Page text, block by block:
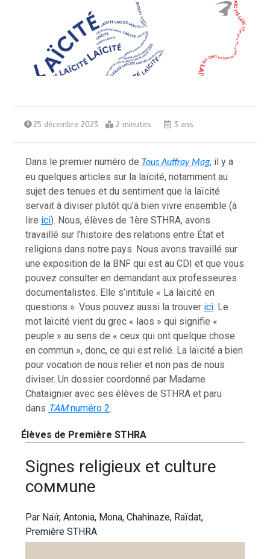
25 décembre 2023 2 minutes 3 ans
Dans le premier numéro de Tous Auffray Mag, il y a
eu quelques articles sur la laïcité, notamment au
sujet des tenues et du sentiment que la laïcité
servait à diviser plutôt qu’à bien vivre ensemble (à
lire ici). Nous, élèves de 1ère STHRA, avons
travaillé sur l’histoire des relations entre État et
religions dans notre pays. Nous avons travaillé sur
une exposition de la BNF qui est au CDI et que vous
pouvez consulter en demandant aux professeures
documentalistes. Elle s’intitule « La laïcité en
questions ». Vous pouvez aussi la trouver ici. Le
mot laïcité vient du grec « laos » qui signifie «
peuple » au sens de « ceux qui ont quelque chose
en commun », donc, ce qui est relié. La laïcité a bien
pour vocation de nous relier et non pas de nous
diviser. Un dossier coordonné par Madame
Chataignier avec ses élèves de STHRA et paru
dans TAMnuméro 2.
Élèves de Première STHRA
Ѕіgnеѕ rеlіgіеuх еt сulturе
соммunе
Par Naïr, Antonia, Mona, Chahinaze, Raïdat,
Première STHRA